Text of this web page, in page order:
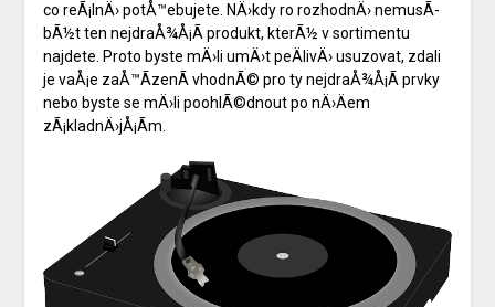
co reÃ¡lnÄ› potÅ™ebujete. NÄ›kdy ro rozhodnÄ› nemusÃ­
bÃ½t ten nejdraÅ¾Å¡Ã­ produkt, kterÃ½ v sortimentu
najdete. Proto byste mÄ›li umÄ›t peÄlivÄ› usuzovat, zdali
je vaÅ¡e zaÅ™Ã­zenÃ­ vhodnÃ© pro ty nejdraÅ¾Å¡Ã­ prvky
nebo byste se mÄ›li poohlÃ©dnout po nÄ›Äem
zÃ¡kladnÄ›jÅ¡Ã­m.